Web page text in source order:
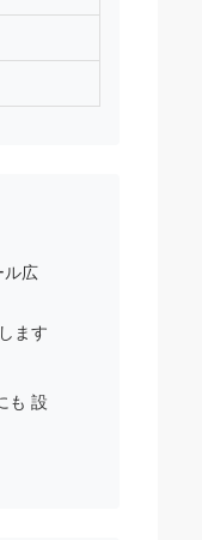
ル広
ます
も 設